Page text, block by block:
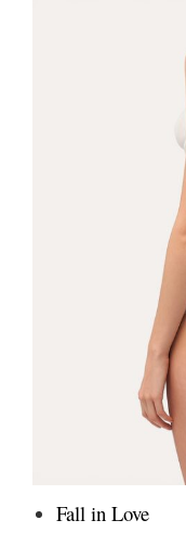
Fall in Love